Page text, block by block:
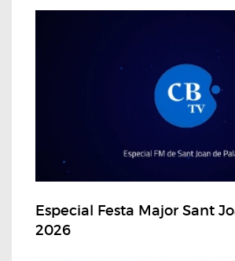
Especial Festa Major Sant
2026